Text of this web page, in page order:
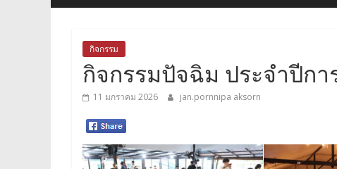
กิจกรรม
กิจกรรมปัจฉิม ประจำปีกา
11 มกราคม 2026 jan.pornnipa aksorn